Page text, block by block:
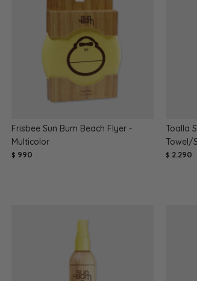
Frisbee Sun Bum Beach Flyer -
Multicolor
$ 990
Toalla
Towel/
$ 2.290